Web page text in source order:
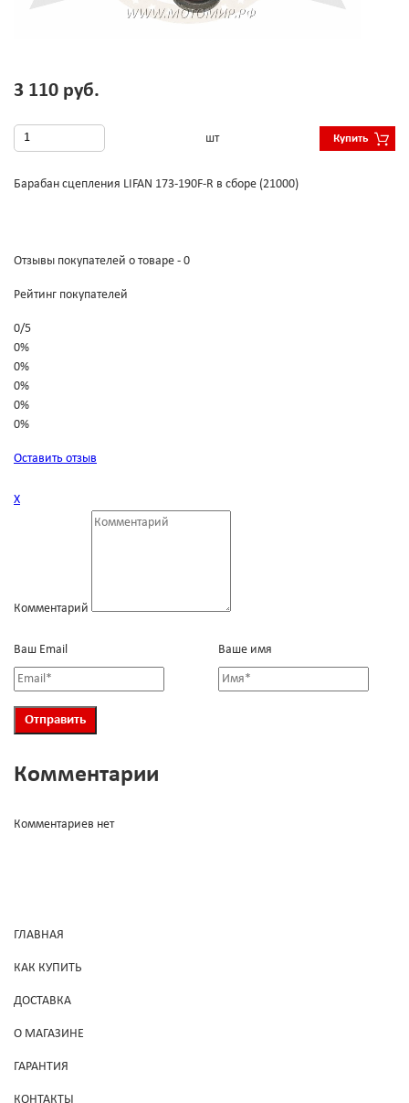
3 110 руб.
шт Купить
Барабан сцепления LIFAN 173-190F-R в сборе (21000)
Отзывы покупателей о товаре - 0
Рейтинг покупателей
0/5
0%
0%
0%
0%
0%
Оставить отзыв
Х
Комментарий
Ваш Email Ваше имя
Комментарии
Комментариев нет
ГЛАВНАЯ
КАК КУПИТЬ
ДОСТАВКА
О МАГАЗИНЕ
ГАРАНТИЯ
КОНТАКТЫ